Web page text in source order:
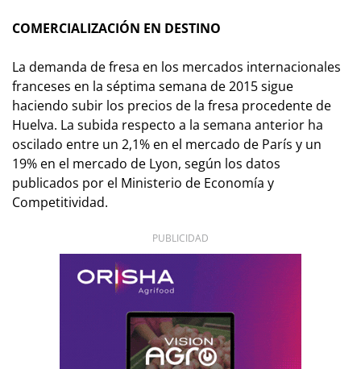
COMERCIALIZACIÓN EN DESTINO
La demanda de fresa en los mercados internacionales
franceses en la séptima semana de 2015 sigue
haciendo subir los precios de la fresa procedente de
Huelva. La subida respecto a la semana anterior ha
oscilado entre un 2,1% en el mercado de París y un
19% en el mercado de Lyon, según los datos
publicados por el Ministerio de Economía y
Competitividad.
PUBLICIDAD